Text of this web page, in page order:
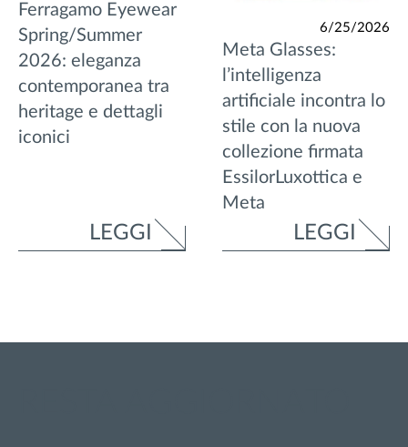
Ferragamo Eyewear
Spring/Summer
2026: eleganza
contemporanea tra
heritage e dettagli
iconici
LEGGI
6/25/2026
Meta Glasses:
l’intelligenza
artificiale incontra lo
stile con la nuova
collezione firmata
EssilorLuxottica e
Meta
LEGGI